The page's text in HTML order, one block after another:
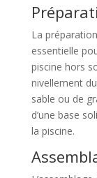
La
essentielle
piscine hors
nivellement
sable ou de
d’une base
la piscine.